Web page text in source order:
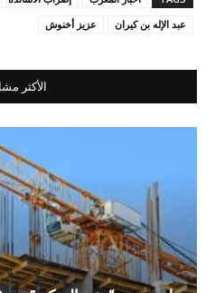
عبد الإله بن كيران
عزيز أخنوش
الأكثر